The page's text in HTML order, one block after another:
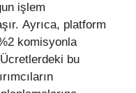
işlem
Ayrıca, platform
komisyonla
bu